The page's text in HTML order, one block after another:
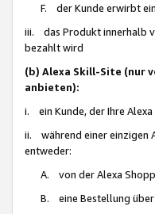
F. der Kunde erwirbt
iii. das Produkt innerhalb
bezahlt wird
(b) Alexa Skill-Site (nur
anbieten):
i. ein Kunde, der Ihre
ii. während einer einzigen
entweder:
A. von der Alexa
B. eine Bestellung über